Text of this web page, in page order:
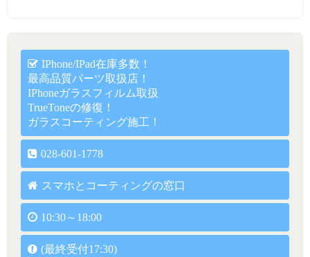
IPhone/iPad在庫多数！
最高品質パーツ取扱店！
IPhoneガラスフィルム取扱
TrueToneの修復！
ガラスコーティング施工！
028-601-1778
スマホとコーティングの窓口
10:30～18:00
(最終受付17:30)